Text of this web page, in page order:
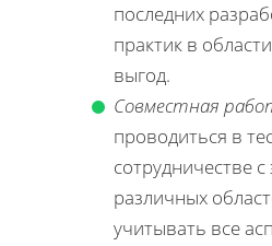
последних
практик в
выгод.
Совместная
проводиться в
сотрудничестве
различных
учитывать все